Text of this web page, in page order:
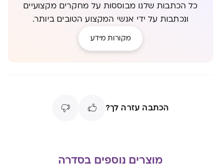
כל הכתבות שלנו מבוססות על מחקרים מקצועיים
ונכתבות על ידי אנשי המקצוע הטובים ביותר.
מקורות מידע
הכתבה עזרה לך?
מוצרים נוספים בסדרה